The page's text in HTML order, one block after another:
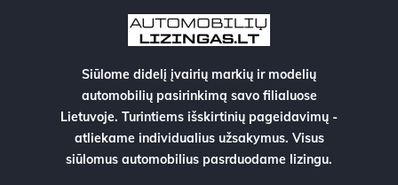
Siūlome didelį įvairių markių ir modelių
automobilių pasirinkimą savo filialuose
Lietuvoje. Turintiems išskirtinių pageidavimų -
atliekame individualius užsakymus. Visus
siūlomus automobilius pasrduodame lizingu.